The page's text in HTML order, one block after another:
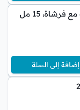
15 مل
إضافة إلى السلة